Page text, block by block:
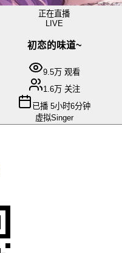
正在直播
LIVE
初恋的味道~
9.5万 观看
1.6万 关注
已播 5小时6分钟
虚拟Singer